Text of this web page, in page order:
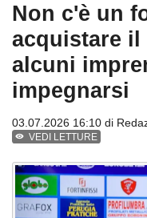
Non c'è un
acquistare il
alcuni
impegnarsi
03.07.2026 16:10 di
VEDI LETTURE